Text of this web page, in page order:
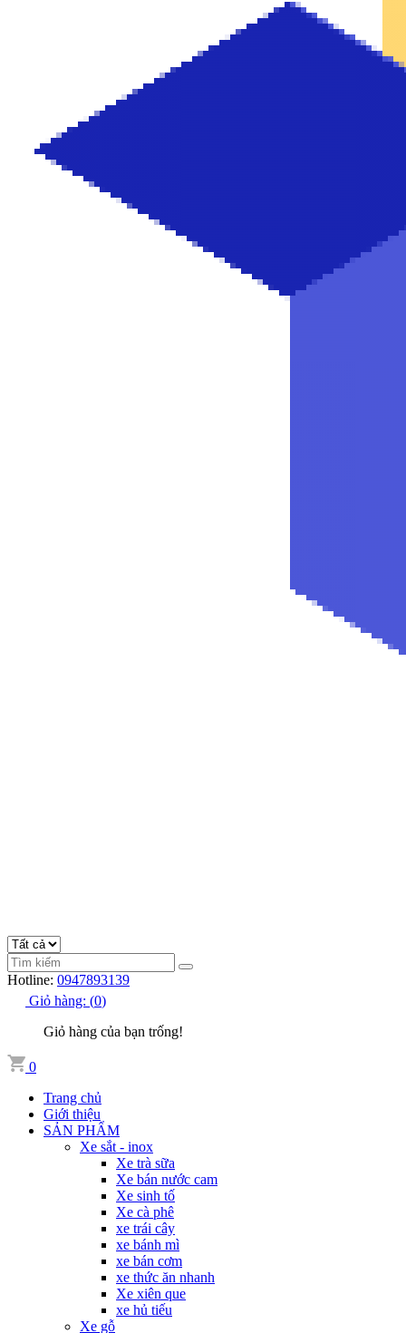
Hotline: 0947893139
Giỏ hàng: (0)
Giỏ hàng của bạn trống!
0
Trang chủ
Giới thiệu
SẢN PHẨM
Xe sắt - inox
Xe trà sữa
Xe bán nước cam
Xe sinh tố
Xe cà phê
xe trái cây
xe bánh mì
xe bán cơm
xe thức ăn nhanh
Xe xiên que
xe hủ tiếu
Xe gỗ